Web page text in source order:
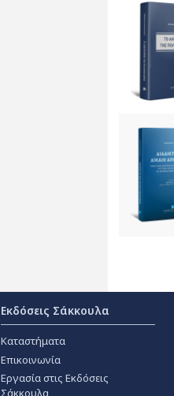
Εκδόσεις Σάκκουλα
Καταστήματα
Επικοινωνία
Εργασία στις Εκδόσεις
Σάκκουλα